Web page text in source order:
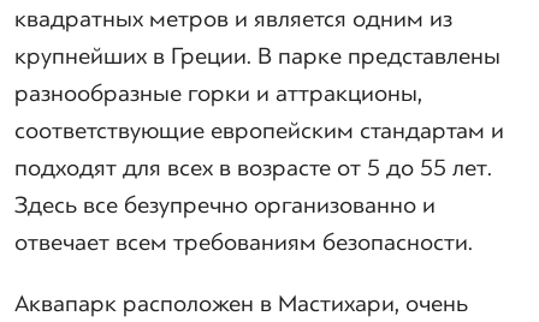
квадратных метров и является одним из
крупнейших в Греции. В парке представлены
разнообразные горки и аттракционы,
соответствующие европейским стандартам и
подходят для всех в возрасте от 5 до 55 лет.
Здесь все безупречно организованно и
отвечает всем требованиям безопасности.
Аквапарк расположен в Мастихари, очень